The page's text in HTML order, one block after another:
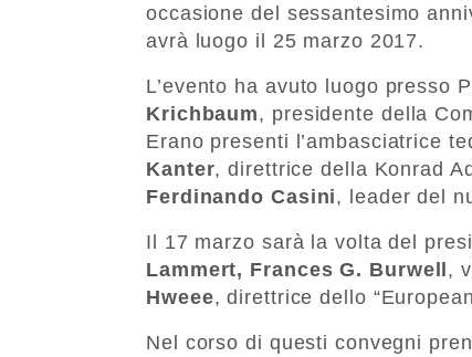
occasione del sessantesimo
avrà luogo il 25 marzo 2017.
L’evento ha avuto luogo presso
Krichbaum, presidente della
Erano presenti l’ambasciatrice
Kanter, direttrice della Konrad
Ferdinando Casini, leader del
Il 17 marzo sarà la volta del
Lammert, Frances G. Burwell,
Hweee, direttrice dello
Nel corso di questi convegni